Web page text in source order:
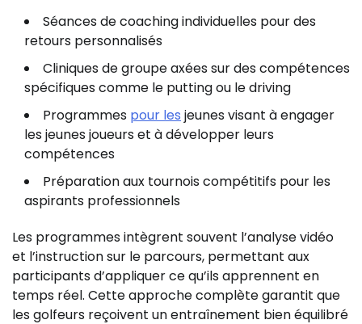
Séances de coaching individuelles pour des
retours personnalisés
Cliniques de groupe axées sur des compétences
spécifiques comme le putting ou le driving
Programmes pour les jeunes visant à engager
les jeunes joueurs et à développer leurs
compétences
Préparation aux tournois compétitifs pour les
aspirants professionnels
Les programmes intègrent souvent l’analyse vidéo
et l’instruction sur le parcours, permettant aux
participants d’appliquer ce qu’ils apprennent en
temps réel. Cette approche complète garantit que
les golfeurs reçoivent un entraînement bien équilibré